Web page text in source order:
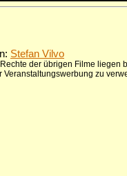
Stefan Vilvo
der übrigen Filme liegen
zu